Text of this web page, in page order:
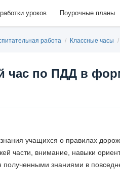
уроков Поурочные планы
работа / Классные часы /
час по ПДД в
знания учащихся о правилах
части, внимание, навыки
полученными знаниями в